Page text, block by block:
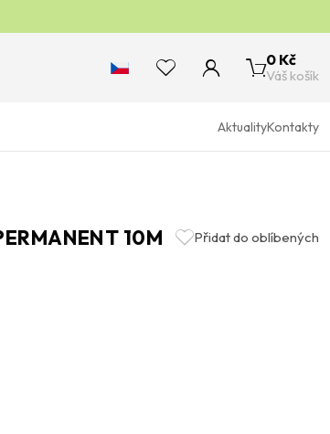
0 Kč
Váš košík
AktualityKontakty
10M
Přidat do oblíbených